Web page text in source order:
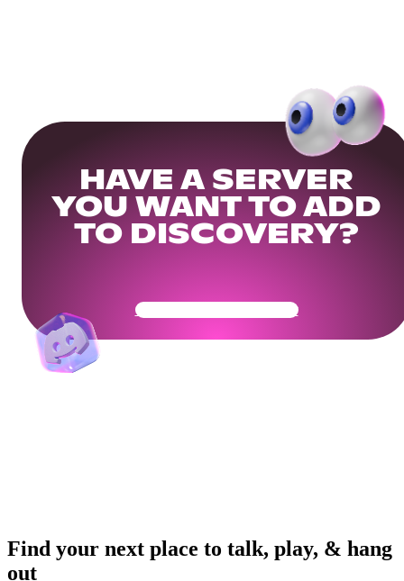
HAVE A SERVER
YOU WANT TO ADD
TO DISCOVERY?
Get Your Community Ready
Find your next place to talk, play, & hang
out